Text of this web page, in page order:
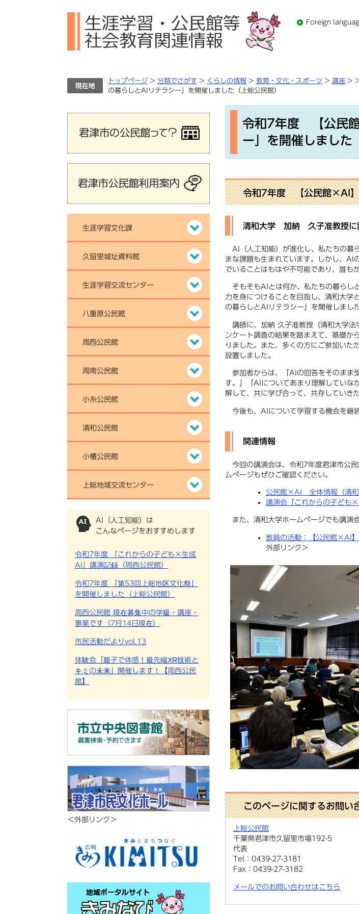
Foreign
タ
トップページ > 分類でさがす > くらしの情報 > 教育・文化・スポーツ > 講座 >
の暮らしとAIリテラシー」を開催しました（上総公民館）
生涯学習文化課
久留里城址資料館
生涯学習交流センター
八重原公民館
周西公民館
周南公民館
小糸公民館
清和公民館
小櫃公民館
上総地域交流センター
AI（人工知能）は
こんなページをおすすめします
令和7年度 「これからの子ども×生成
AI」講演記録（周西公民館）
令和7年度 「第53回上総地区文化祭」
を開催しました（上総公民館）
周西公民館 現在募集中の学級・講座・
事業です（7月14日現在）
市民活動だよりvol.13
体験会「親子で体感！最先端XR技術と
キミの未来」開催します！【周西公民
館】
＜外部リンク＞
本
令和7年度 【公民
ー」を開催しました
令和7年度 【公民館×AI】
清和大学 加納 久子准教授に
AI（人工知能）が進化し、私たちの暮
まな課題も生まれています。しかし、AI
でいることはもはや不可能であり、誰も
そもそもAIとは何か、私たちの暮らし
力を身につけることを目指し、清和大学
の暮らしとAIリテラシー」を開催しました
講師に、加納 久子准教授（清和大学法
ンケート調査の結果を踏まえて、基礎か
りました。また、多くの方にご参加い
設置しました。
参加者からは、「AIの回答をそのまま
す。」「AIについてあまり理解していな
解して、共に学び合って、共存していき
今後も、AIについて学習する機会を継
関連情報
今回の講演会は、令和7年度君津市公
ムページもぜひご確認ください。
公民館×AI 全体情報（清和
講演会「これからの子ども×
また、清和大学ホームページでも講演
教員の活動：【公民館×AI
外部リンク＞
このページに関するお問い
上総公民館
代表
千葉県君津市久留里市場192-5
Tel：0439-27-3181
Fax：0439-27-3182
メールでのお問い合わせはこちら